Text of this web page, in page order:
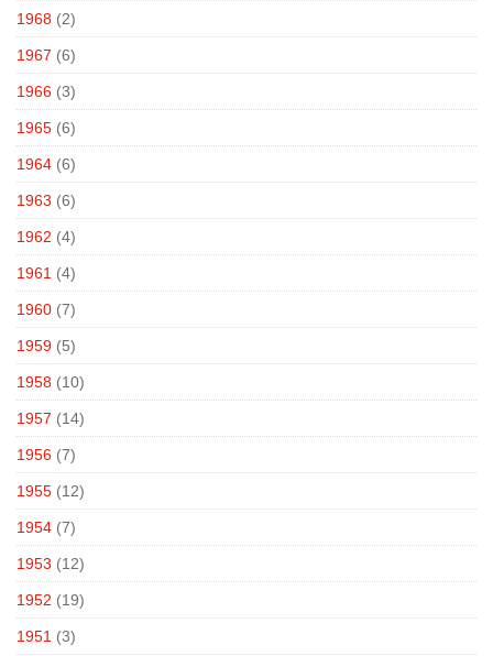
1968 (2)
1967 (6)
1966 (3)
1965 (6)
1964 (6)
1963 (6)
1962 (4)
1961 (4)
1960 (7)
1959 (5)
1958 (10)
1957 (14)
1956 (7)
1955 (12)
1954 (7)
1953 (12)
1952 (19)
1951 (3)